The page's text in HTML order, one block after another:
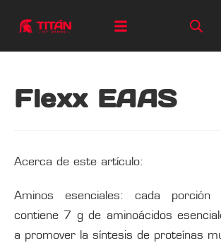
Flexx EAAS
Acerca de este artículo:
Aminos esenciales: cada porción
contiene 7 g de aminoácidos
a promover la síntesis de proteínas